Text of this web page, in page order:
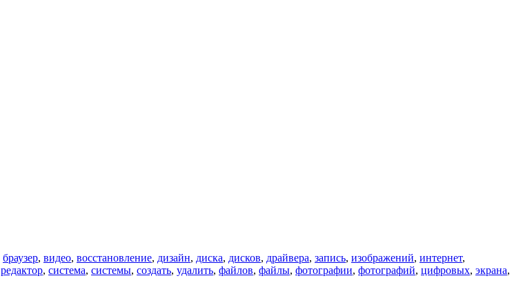
браузер, видео, восстановление, дизайн, диска, дисков, драйвера, запись, изображений, интернет,
редактор, система, системы, создать, удалить, файлов, файлы, фотографии, фотографий, цифровых, экрана,